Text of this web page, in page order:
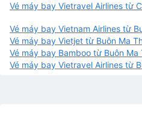
Vé máy bay Vietravel Airlines từ
Vé máy bay Vietnam Airlines từ
Vé máy bay Vietjet từ Buôn Ma
Vé máy bay Bamboo từ Buôn
Vé máy bay Vietravel Airlines từ